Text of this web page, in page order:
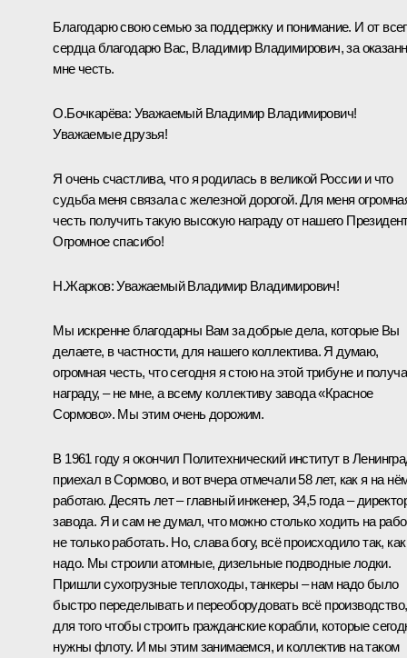
Благодарю свою семью за поддержку и понимание. И от
сердца благодарю Вас, Владимир Владимирович, за
мне честь.
О.Бочкарёва: Уважаемый Владимир Владимирович!
Уважаемые друзья!
Я очень счастлива, что я родилась в великой России и что
судьба меня связала с железной дорогой. Для меня
честь получить такую высокую награду от нашего
Огромное спасибо!
Н.Жарков:Уважаемый Владимир Владимирович!
Мы искренне благодарны Вам за добрые дела, которые Вы
делаете, в частности, для нашего коллектива. Я думаю,
огромная честь, что сегодня я стою на этой трибуне и
награду, – не мне, а всему коллективу завода «Красное
Сормово». Мы этим очень дорожим.
В 1961 году я окончил Политехнический институт в
приехал в Сормово, и вот вчера отмечали 58 лет, как я на
работаю. Десять лет – главный инженер, 34,5 года –
завода. Я и сам не думал, что можно столько ходить на
не только работать. Но, слава богу, всё происходило так, как
надо. Мы строили атомные, дизельные подводные лодки.
Пришли сухогрузные теплоходы, танкеры – нам надо было
быстро переделывать и переоборудовать всё производство,
для того чтобы строить гражданские корабли, которые
нужны флоту. И мы этим занимаемся, и коллектив на таком